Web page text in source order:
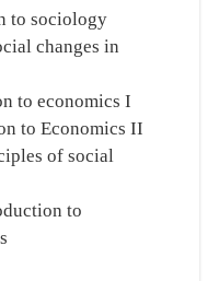
sociology
changes in
economics I
to Economics II
of social
to